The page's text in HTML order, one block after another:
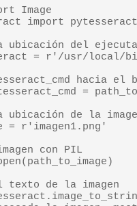
Image
import pytesseract
ubicación del
= r'/usr/local/
hacia
=
ubicación de la
= r'imagen1.png'
con PIL
texto de la imagen